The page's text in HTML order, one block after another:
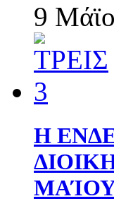
9
Η
ΜΑΊΟΥ